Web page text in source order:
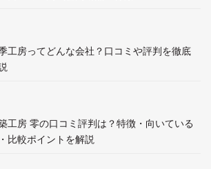
工房ってどんな会社？口コミや評判を徹底
工房 零の口コミ評判は？特徴・向いている
比較ポイントを解説